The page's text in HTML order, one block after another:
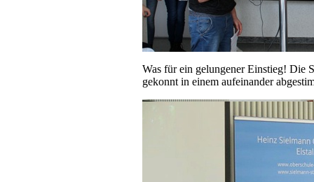
Was für ein gelungener Einstieg! Die
gekonnt in einem aufeinander